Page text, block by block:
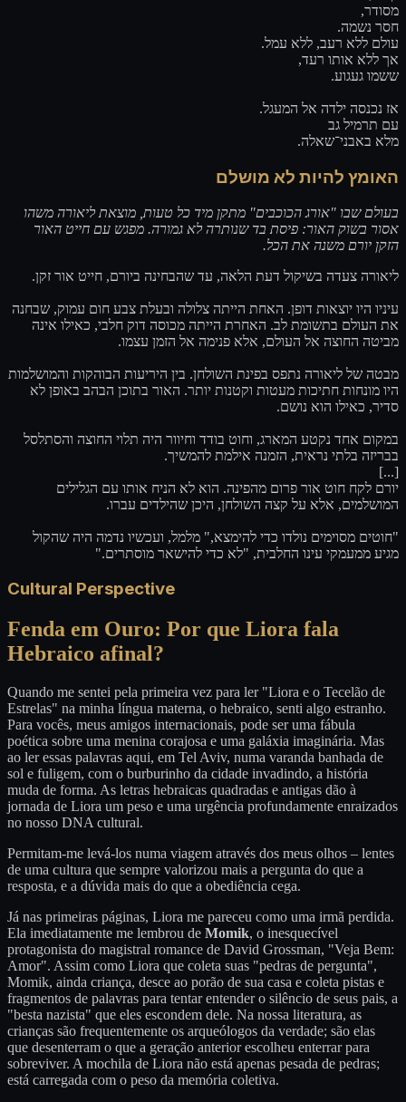
מסודר,
חסר נשמה.
עולם ללא רעב, ללא עמל.
אך ללא אותו רעד,
ששמו געגוע.
אז נכנסה ילדה אל המעגל.
עם תרמיל גב
מלא באבני־שאלה.
האומץ להיות לא מושלם
בעולם שבו "אורג הכוכבים" מתקן מיד כל טעות, מוצאת ליאורה משהו
אסור בשוק האור: פיסת בד שנותרה לא גמורה. מפגש עם חייט האור
הזקן יורם משנה את הכל.
ליאורה צעדה בשיקול דעת הלאה, עד שהבחינה ביורם, חייט אור זקן.
עיניו היו יוצאות דופן. האחת הייתה צלולה ובעלת צבע חום עמוק, שבחנה
את העולם בתשומת לב. האחרת הייתה מכוסה דוק חלבי, כאילו אינה
מביטה החוצה אל העולם, אלא פנימה אל הזמן עצמו.
מבטה של ליאורה נתפס בפינת השולחן. בין היריעות הבוהקות והמושלמות
היו מונחות חתיכות מעטות וקטנות יותר. האור בתוכן הבהב באופן לא
סדיר, כאילו הוא נושם.
במקום אחד נקטע המארג, וחוט בודד וחיוור היה תלוי החוצה והסתלסל
בבריזה בלתי נראית, הזמנה אילמת להמשיך.
[...]
יורם לקח חוט אור פרום מהפינה. הוא לא הניח אותו עם הגלילים
המושלמים, אלא על קצה השולחן, היכן שהילדים עברו.
"חוטים מסוימים נולדו כדי להימצא," מלמל, ועכשיו נדמה היה שהקול
מגיע ממעמקי עינו החלבית, "לא כדי להישאר מוסתרים."
Cultural Perspective
Fenda em Ouro: Por que Liora fala
Hebraico afinal?
Quando me sentei pela primeira vez para ler "Liora e o Tecelão de
Estrelas" na minha língua materna, o hebraico, senti algo estranho.
Para vocês, meus amigos internacionais, pode ser uma fábula
poética sobre uma menina corajosa e uma galáxia imaginária. Mas
ao ler essas palavras aqui, em Tel Aviv, numa varanda banhada de
sol e fuligem, com o burburinho da cidade invadindo, a história
muda de forma. As letras hebraicas quadradas e antigas dão à
jornada de Liora um peso e uma urgência profundamente enraizados
no nosso DNA cultural.
Permitam-me levá-los numa viagem através dos meus olhos – lentes
de uma cultura que sempre valorizou mais a pergunta do que a
resposta, e a dúvida mais do que a obediência cega.
Já nas primeiras páginas, Liora me pareceu como uma irmã perdida.
Ela imediatamente me lembrou de Momik, o inesquecível
protagonista do magistral romance de David Grossman, "Veja Bem:
Amor". Assim como Liora que coleta suas "pedras de pergunta",
Momik, ainda criança, desce ao porão de sua casa e coleta pistas e
fragmentos de palavras para tentar entender o silêncio de seus pais, a
"besta nazista" que eles escondem dele. Na nossa literatura, as
crianças são frequentemente os arqueólogos da verdade; são elas
que desenterram o que a geração anterior escolheu enterrar para
sobreviver. A mochila de Liora não está apenas pesada de pedras;
está carregada com o peso da memória coletiva.